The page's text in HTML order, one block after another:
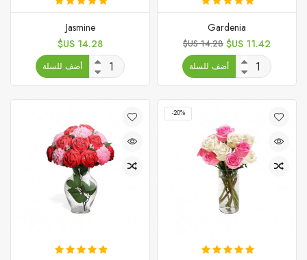
Gardenia
السعر
11.42 US$
السعر
الأساسي
14.28 US$
أضف للسلة
Jasmine
السعر
14.28 US$
أضف للسلة
‎-20%